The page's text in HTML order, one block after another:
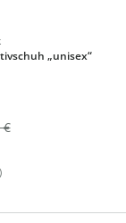
„unisex“
€